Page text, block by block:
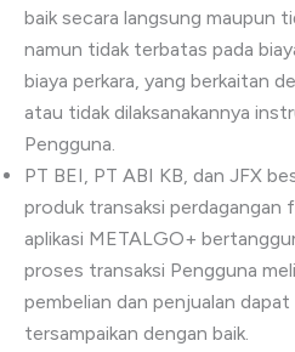
baik secara langsung maupun
namun tidak terbatas pada
biaya perkara, yang berkaitan
atau tidak dilaksanakannya
Pengguna.
PT BEI, PT ABI KB, dan JFX
produk transaksi perdagangan
aplikasi METALGO+
proses transaksi Pengguna
pembelian dan penjualan dapat
tersampaikan dengan baik.